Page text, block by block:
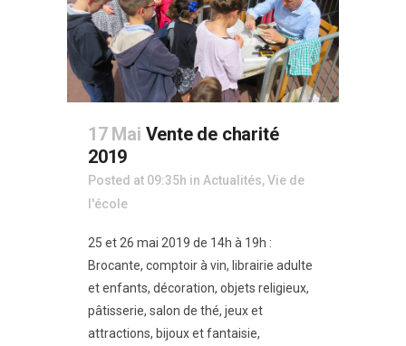
17 Mai Vente de charité
2019
Posted at 09:35h in Actualités,Vie de
l'école
25 et 26 mai 2019 de 14h à 19h :
Brocante, comptoir à vin, librairie adulte
et enfants, décoration, objets religieux,
pâtisserie, salon de thé, jeux et
attractions, bijoux et fantaisie,